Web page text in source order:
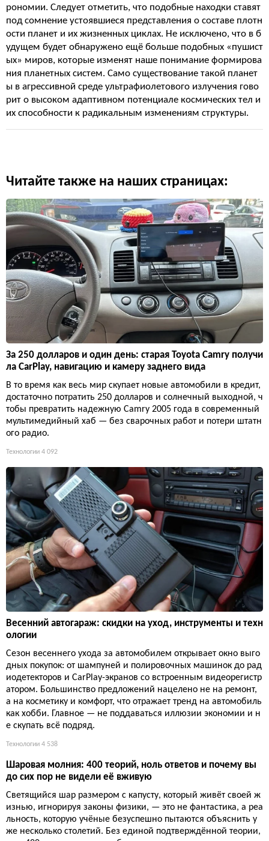
рономии. Следует отметить, что подобные находки ставят
под сомнение устоявшиеся представления о составе плотн
ости планет и их жизненных циклах. Не исключено, что в б
удущем будет обнаружено ещё больше подобных «пушист
ых» миров, которые изменят наше понимание формирова
ния планетных систем. Само существование такой планет
ы в агрессивной среде ультрафиолетового излучения гово
рит о высоком адаптивном потенциале космических тел и
их способности к радикальным изменениям структуры.
Читайте также на наших страницах:
За 250 долларов и один день: старая Toyota Camry получи
ла CarPlay, навигацию и камеру заднего вида
В то время как весь мир скупает новые автомобили в кредит,
достаточно потратить 250 долларов и солнечный выходной, ч
тобы превратить надежную Camry 2005 года в современный
мультимедийный хаб — без сварочных работ и потери штатн
ого радио.
Технологии 4 092
Весенний автогараж: скидки на уход, инструменты и техн
ологии
Сезон весеннего ухода за автомобилем открывает окно выго
дных покупок: от шампуней и полировочных машинок до рад
иодетекторов и CarPlay-экранов со встроенным видеорегистр
атором. Большинство предложений нацелено не на ремонт,
а на косметику и комфорт, что отражает тренд на автомобиль
как хобби. Главное — не поддаваться иллюзии экономии и н
е скупать всё подряд.
Технологии 4 538
Шаровая молния: 400 теорий, ноль ответов и почему вы
до сих пор не видели её вживую
Светящийся шар размером с капусту, который живёт своей ж
изнью, игнорируя законы физики, — это не фантастика, а реа
льность, которую учёные безуспешно пытаются объяснить у
же несколько столетий. Без единой подтверждённой теории,